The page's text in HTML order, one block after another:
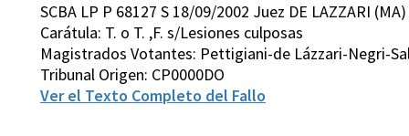
SCBA LP P 68127 S 18/09/2002 Juez DE LAZZARI (MA)
Carátula: T. o T. ,F. s/Lesiones culposas
Magistrados Votantes: Pettigiani-de Lázzari-Negri-
Tribunal Origen: CP0000DO
Ver el Texto Completo del Fallo